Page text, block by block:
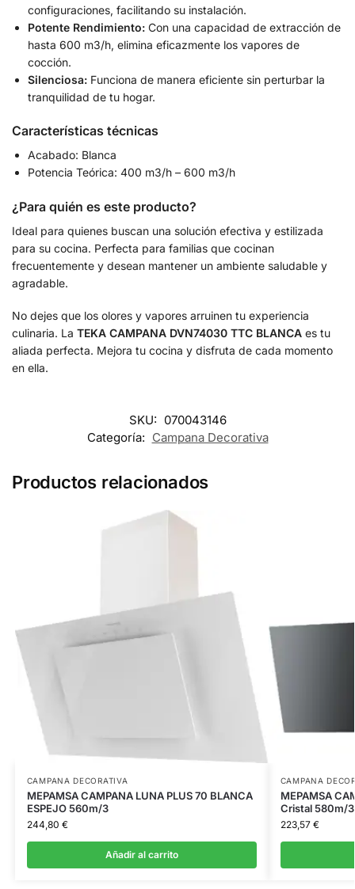
configuraciones, facilitando su instalación.
Potente Rendimiento: Con una capacidad de extracción de
hasta 600 m3/h, elimina eficazmente los vapores de
cocción.
Silenciosa: Funciona de manera eficiente sin perturbar la
tranquilidad de tu hogar.
Características técnicas
Acabado: Blanca
Potencia Teórica: 400 m3/h – 600 m3/h
¿Para quién es este producto?
Ideal para quienes buscan una solución efectiva y estilizada
para su cocina. Perfecta para familias que cocinan
frecuentemente y desean mantener un ambiente saludable y
agradable.
No dejes que los olores y vapores arruinen tu experiencia
culinaria. La TEKA CAMPANA DVN74030 TTC BLANCA es tu
aliada perfecta. Mejora tu cocina y disfruta de cada momento
en ella.
SKU: 070043146
Categoría: Campana Decorativa
Productos relacionados
CAMPANA DECORATIVA
MEPAMSA CAMPANA LUNA PLUS 70 BLANCA
ESPEJO 560m/3
244,80 €
Añadir al carrito
CAMPANA
MEPAMSA
Cristal 580m/3
223,57 €